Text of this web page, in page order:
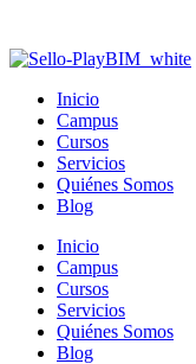
Inicio
Campus
Cursos
Servicios
Quiénes Somos
Blog
Inicio
Campus
Cursos
Servicios
Quiénes Somos
Blog